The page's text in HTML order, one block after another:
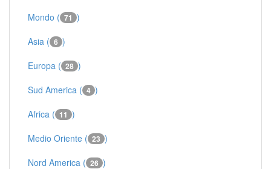
Mondo ( 71 )
Asia ( 6 )
Europa ( 28 )
Sud America ( 4 )
Africa ( 11 )
Medio Oriente ( 23 )
Nord America ( 26 )